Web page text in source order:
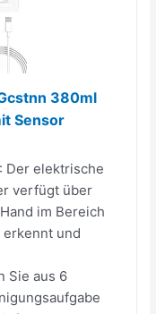
380ml
Sensor
Der elektrische
verfügt über
im Bereich
und
Sie aus 6